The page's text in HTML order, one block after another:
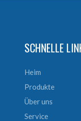
SCHNELLE
Heim
Produkte
Über uns
Service